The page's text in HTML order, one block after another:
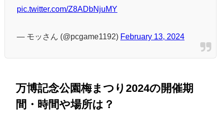
pic.twitter.com/Z8ADbNjuMY
— モッさん (@pcgame1192) February 13, 2024
万博記念公園梅まつり2024の開催期
間・時間や場所は？